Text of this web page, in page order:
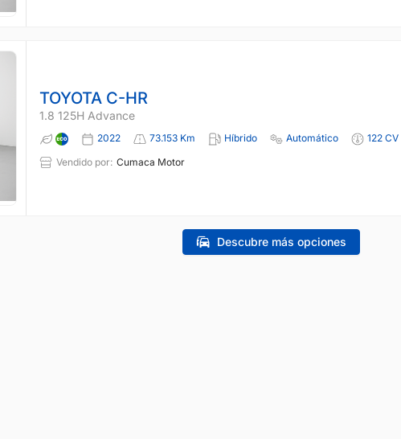
TOYOTA C-HR
1.8 125H Advance
2022 73.153 Km Híbrido Automático 122 CV
Vendido por: Cumaca Motor
Descubre más opciones